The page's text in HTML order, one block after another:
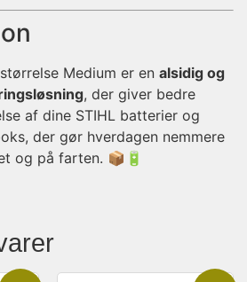
Medium er en alsidig og
, der giver bedre
af dine STIHL batterier og
der gør hverdagen nemmere
og på farten. 📦🔋